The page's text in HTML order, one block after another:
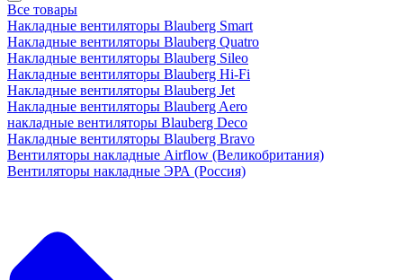
Все товары
Накладные вентиляторы Blauberg Smart
Накладные вентиляторы Blauberg Quatro
Накладные вентиляторы Blauberg Sileo
Накладные вентиляторы Blauberg Hi-Fi
Накладные вентиляторы Blauberg Jet
Накладные вентиляторы Blauberg Aero
накладные вентиляторы Blauberg Deco
Накладные вентиляторы Blauberg Bravo
Вентиляторы накладные Airflow (Великобритания)
Вентиляторы накладные ЭРА (Россия)